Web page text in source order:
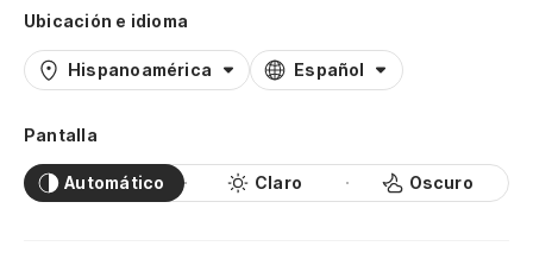
Ubicación e idioma
Hispanoamérica Español
Pantalla
Automático Claro Oscuro